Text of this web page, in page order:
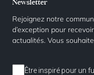
Newsletter
Rejoignez notre
d’exception pour
actualités. Vous
Être inspiré pour un